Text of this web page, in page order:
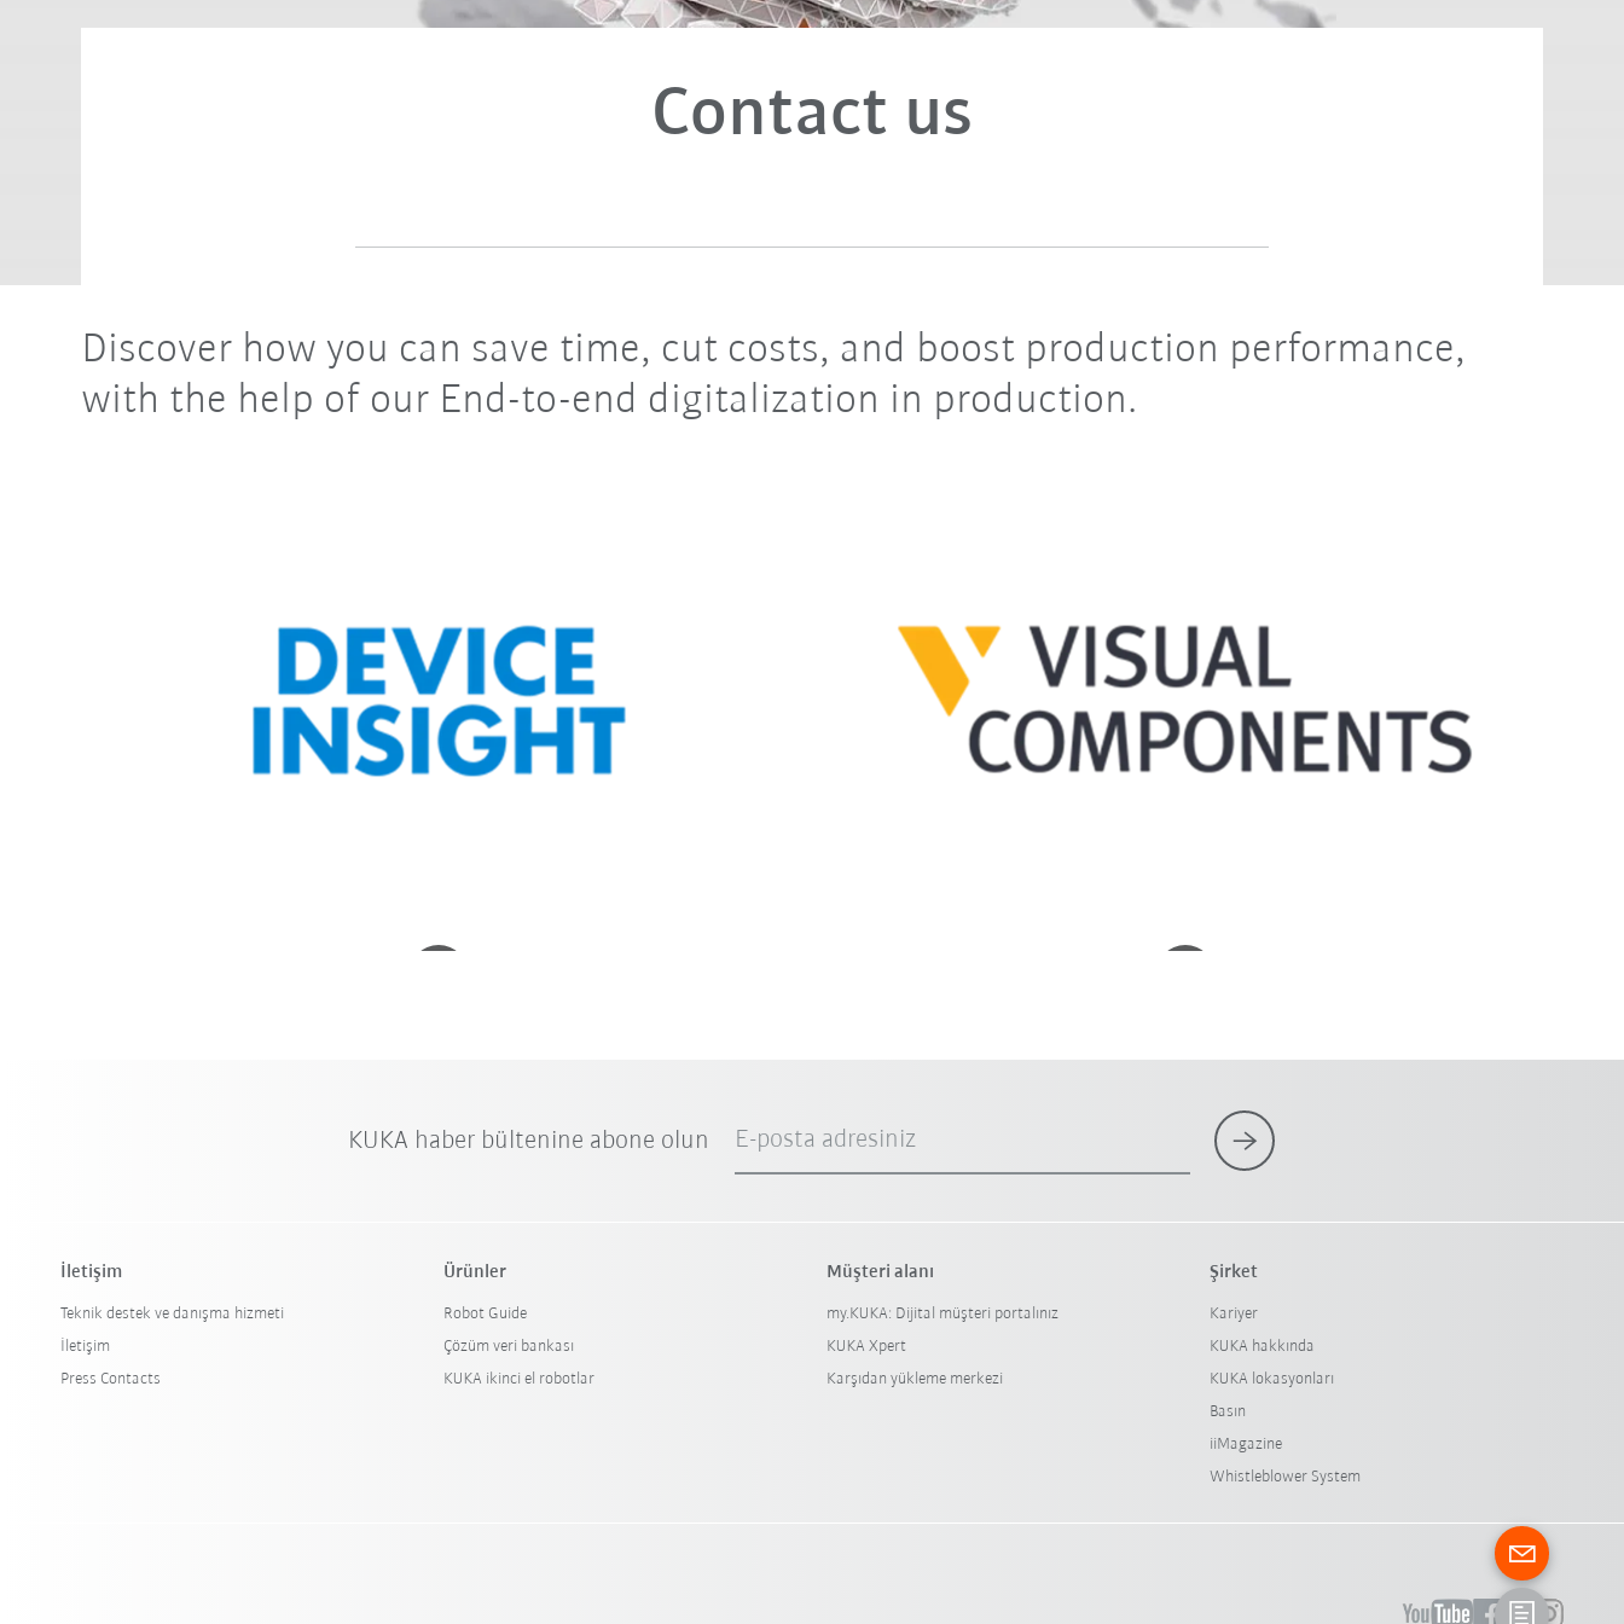
Contact us
Discover how you can save time, cut costs, and boost production performance,
with the help of our End-to-end digitalization in production.
KUKA haber bültenine abone olun E-posta adresiniz
İletişim
Teknik destek ve danışma hizmeti
İletişim
Press Contacts
Ürünler
Robot Guide
Çözüm veri bankası
KUKA ikinci el robotlar
Müşteri alanı
my.KUKA: Dijital müşteri portalınız
KUKA Xpert
Karşıdan yükleme merkezi
Şirket
Kariyer
KUKA hakkında
KUKA lokasyonları
Basın
iiMagazine
Whistleblower System